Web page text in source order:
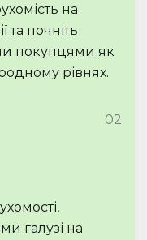
на
та почніть
покупцями як
рівнях.
02
галузі на